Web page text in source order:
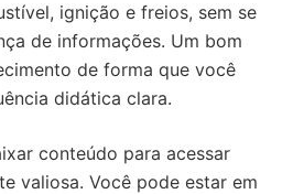
ignição e freios, sem se
de informações. Um bom
de forma que você
didática clara.
conteúdo para acessar
valiosa. Você pode estar em